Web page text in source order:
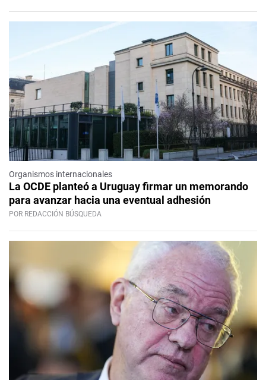
Organismos internacionales
La OCDE planteó a Uruguay firmar un memorando
para avanzar hacia una eventual adhesión
POR REDACCIÓN BÚSQUEDA